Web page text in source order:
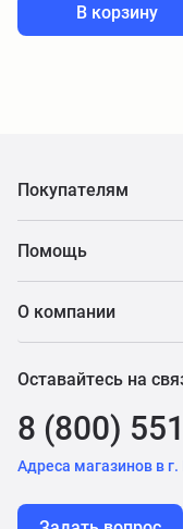
В корзину
Покупателям
Помощь
О компании
Оставайтесь на
8 (800)
Адреса магазинов в